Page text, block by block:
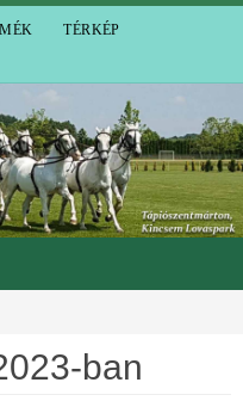
TÉRKÉP
ban